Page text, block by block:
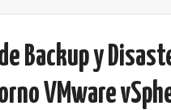
Backup y
VMware